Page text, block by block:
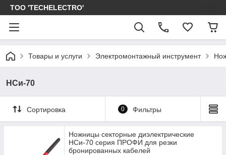
ТОО 'TECHELECTRO'
Товары и услуги Электромонтажный инструмент
НСи-70
Сортировка 0 Фильтры
Ножницы секторные диэлектрические
НСи-70 серия ПРОФИ для резки
бронированных кабелей